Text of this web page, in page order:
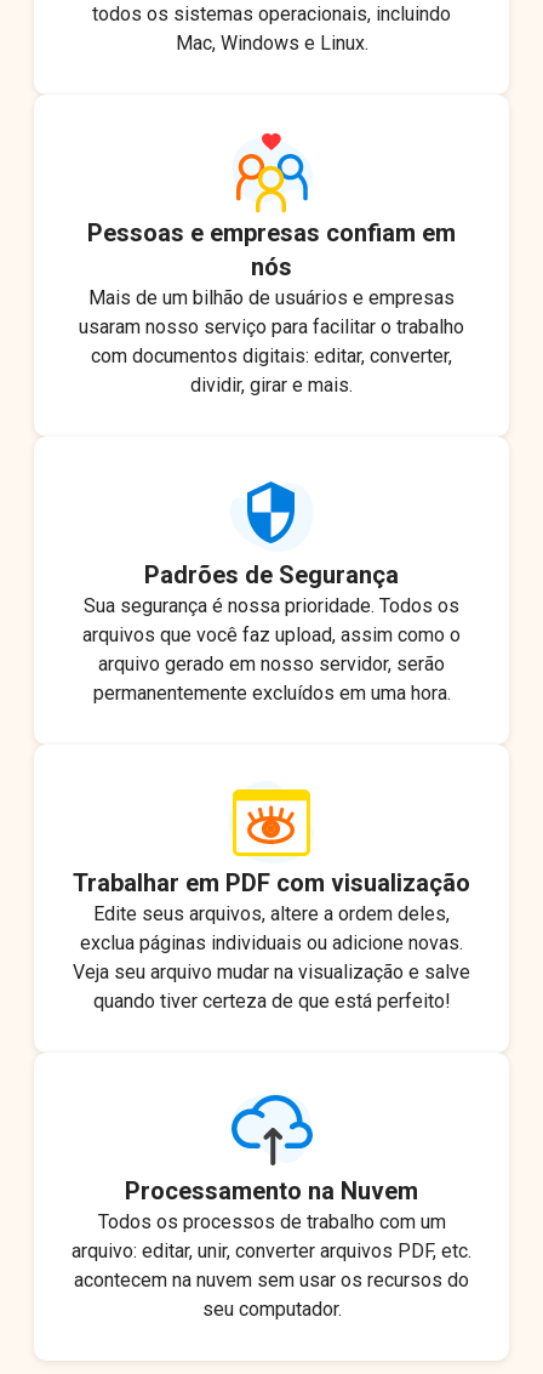
todos os sistemas operacionais, incluindo
Mac, Windows e Linux.
Pessoas e empresas confiam em
nós
Mais de um bilhão de usuários e empresas
usaram nosso serviço para facilitar o trabalho
com documentos digitais: editar, converter,
dividir, girar e mais.
Padrões de Segurança
Sua segurança é nossa prioridade. Todos os
arquivos que você faz upload, assim como o
arquivo gerado em nosso servidor, serão
permanentemente excluídos em uma hora.
Trabalhar em PDF com visualização
Edite seus arquivos, altere a ordem deles,
exclua páginas individuais ou adicione novas.
Veja seu arquivo mudar na visualização e salve
quando tiver certeza de que está perfeito!
Processamento na Nuvem
Todos os processos de trabalho com um
arquivo: editar, unir, converter arquivos PDF, etc.
acontecem na nuvem sem usar os recursos do
seu computador.